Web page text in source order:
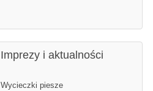
Imprezy i aktualności
Wycieczki piesze